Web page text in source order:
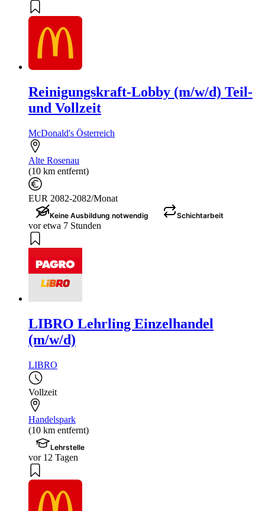
Reinigungskraft-Lobby (m/w/d) Teil-
und Vollzeit
McDonald's Österreich
Alte Rosenau
(10 km entfernt)
EUR 2082-2082/Monat
Keine Ausbildung notwendig Schichtarbeit
vor etwa 7 Stunden
LIBRO Lehrling Einzelhandel
(m/w/d)
LIBRO
Vollzeit
Handelspark
(10 km entfernt)
Lehrstelle
vor 12 Tagen